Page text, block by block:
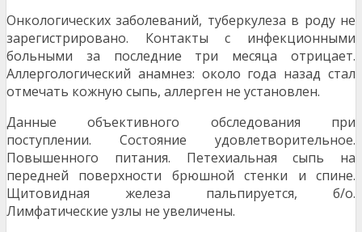
Онкологических заболеваний, туберкулеза в роду не
зарегистрировано. Контакты с инфекционными
больными за последние три месяца отрицает.
Аллергологический анамнез: около года назад стал
отмечать кожную сыпь, аллерген не установлен.
Данные объективного обследования при
поступлении. Состояние удовлетворительное.
Повышенного питания. Петехиальная сыпь на
передней поверхности брюшной стенки и спине.
Щитовидная железа пальпируется, б/о.
Лимфатические узлы не увеличены.